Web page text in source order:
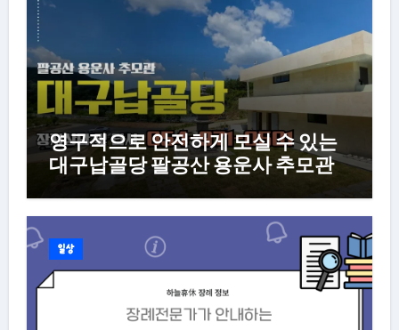
영구적으로 안전하게 모실 수 있는
대구납골당 팔공산 용운사 추모관
일상